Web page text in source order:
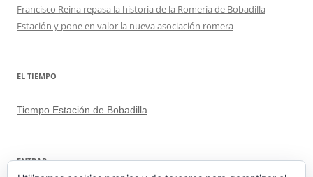
Francisco Reina repasa la historia de la Romería de Bobadilla
Estación y pone en valor la nueva asociación romera
EL TIEMPO
Tiempo Estación de Bobadilla
ENTRAR